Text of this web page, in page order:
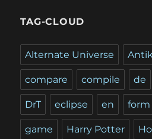
TAG-CLOUD
Alternate Universe
compare compile de
DrT eclipse en form
game Harry Potter